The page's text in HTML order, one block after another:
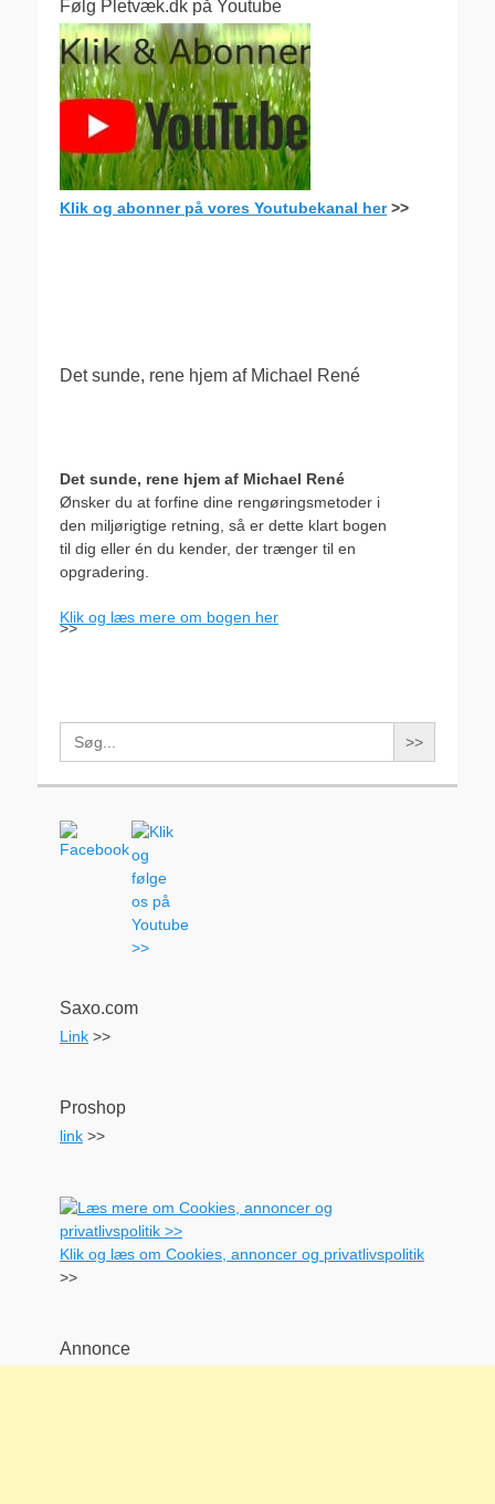
Følg Pletvæk.dk på Youtube
Klik og abonner på vores Youtubekanal her>>
Det sunde, rene hjem af Michael René
Det sunde, rene hjem af Michael René
Ønsker du at forfine dine rengøringsmetoder i
den miljørigtige retning, så er dette klart bogen
til dig eller én du kender, der trænger til en
opgradering.
Klik og læs mere om bogen her
>>
Search
for:
Saxo.com
Link >>
Proshop
link >>
Klik og læs om Cookies, annoncer og privatlivspolitik
>>
Annonce